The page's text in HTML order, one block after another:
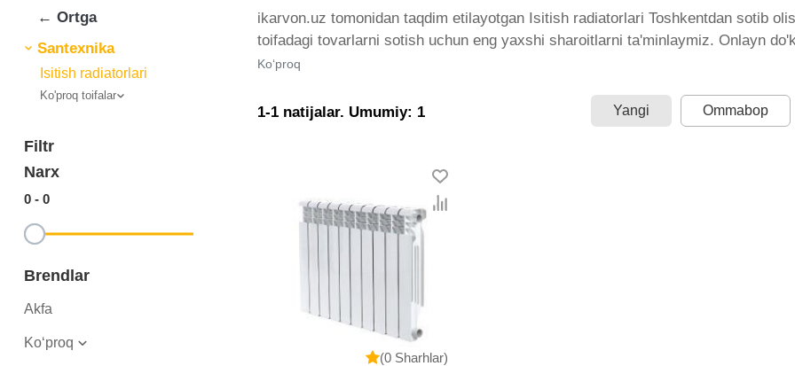
← Ortga
Santexnika
Isitish radiatorlari
Ko'proq toifalar
Filtr
Narx
0 - 0
Brendlar
Akfa
Ko‘proq
ikarvon.uz tomonidan taqdim etilayotgan Isitish radiatorlari Toshkentdan sotib
toifadagi tovarlarni sotish uchun eng yaxshi sharoitlarni ta'minlaymiz. Onlayn
va brendlar tomonidan taqdim etilgan bo'lib, ularning ro'yxati doimiy ravishda
radiatorlari - bu eng keng narxlar oralig'i. Va bu yerda Isitish radiatorlari
Ko‘proq
1-1 natijalar. Umumiy: 1 Yangi Ommabop
(0 Sharhlar)